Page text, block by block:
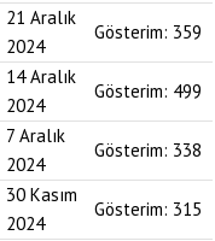
21 Aralık
2024
Gösterim: 359
14 Aralık
2024
Gösterim: 499
7 Aralık
2024
Gösterim: 338
30 Kasım
2024
Gösterim: 315